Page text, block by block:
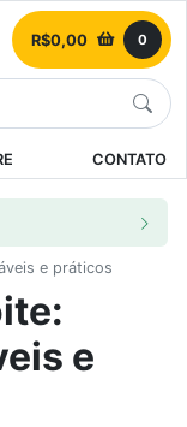
R$0,00 0
CONTATO
e práticos
e